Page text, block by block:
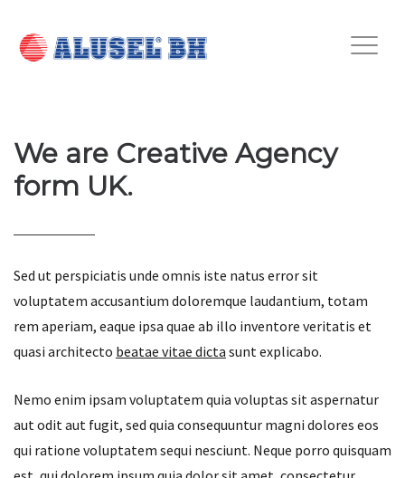
We are Creative Agency
form UK.
Sed ut perspiciatis unde omnis iste natus error sit
voluptatem accusantium doloremque laudantium, totam
rem aperiam, eaque ipsa quae ab illo inventore veritatis et
quasi architecto beatae vitae dicta sunt explicabo.
Nemo enim ipsam voluptatem quia voluptas sit aspernatur
aut odit aut fugit, sed quia consequuntur magni dolores eos
qui ratione voluptatem sequi nesciunt. Neque porro quisquam